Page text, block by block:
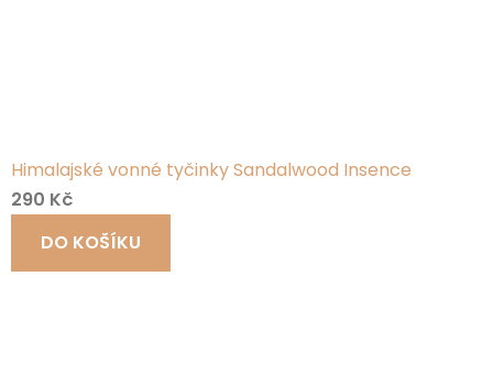
Himalajské vonné tyčinky Sandalwood Insence
290 Kč
DO KOŠÍKU